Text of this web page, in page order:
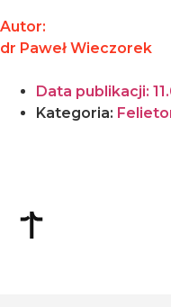
Autor:
dr Paweł Wieczorek
Data publikacji:
Kategoria: